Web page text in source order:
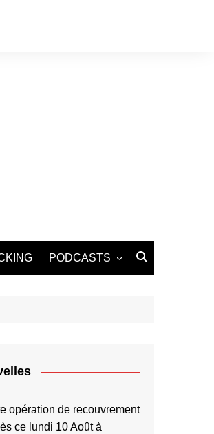
PODCASTS
opération de recouvrement
ce lundi 10 Août à